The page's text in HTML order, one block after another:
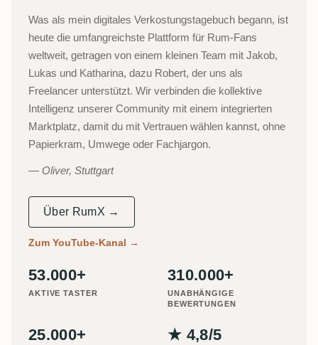
Was als mein digitales Verkostungstagebuch begann, ist
heute die umfangreichste Plattform für Rum-Fans
weltweit, getragen von einem kleinen Team mit Jakob,
Lukas und Katharina, dazu Robert, der uns als
Freelancer unterstützt. Wir verbinden die kollektive
Intelligenz unserer Community mit einem integrierten
Marktplatz, damit du mit Vertrauen wählen kannst, ohne
Papierkram, Umwege oder Fachjargon.
Oliver, Stuttgart
Über RumX →
Zum YouTube-Kanal →
53.000+
AKTIVE TASTER
310.000+
UNABHÄNGIGE
BEWERTUNGEN
25.000+ ★ 4,8/5